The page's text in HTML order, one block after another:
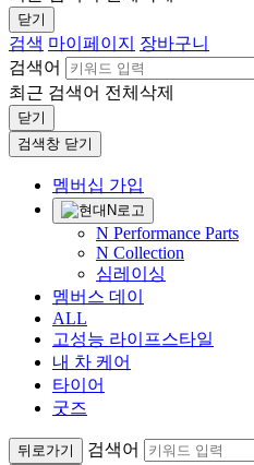
닫기
검색 마이페이지
장바구니
검색어
최근 검색어 전체삭제
닫기
검색창 닫기
멤버십 가입
N Performance Parts
N Collection
심레이싱
멤버스 데이
ALL
고성능 라이프스타일
내 차 케어
타이어
굿즈
뒤로가기 검색어